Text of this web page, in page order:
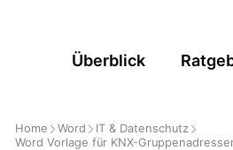
Überblick
Home Word
IT & Datenschutz
Word Vorlage für KNX-